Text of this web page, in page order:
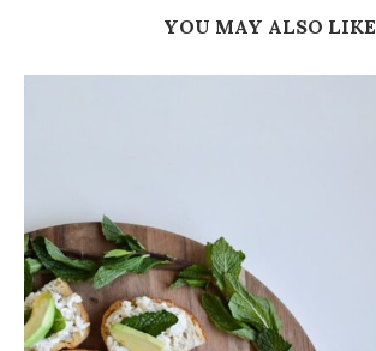
YOU MAY ALSO LIKE